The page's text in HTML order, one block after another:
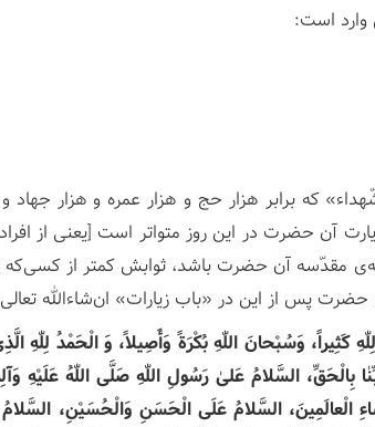
وارد است:
که برابر هزار حج و هزار عمره و هزار جهاد و
آن حضرت در این روز متواتر است [یعنی از
مقدّسه آن حضرت باشد، ثوابش کمتر از
پس از این در «باب زیارات» ان‌شاء‌الله
کَثِیراً، وَسُبْحانَ اللّٰهِ بُکْرَةً وَأَصِیلاً، وَ الْحَمْدُ لِلّٰهِ
بِالْحَقِّ، السَّلامُ عَلیٰ رَسُولِ اللّٰهِ صَلَّی اللّٰهُ عَلَیْهِ
الْعالَمِینَ، السَّلامُ عَلَی الْحَسَنِ وَالْحُسَیْنِ،